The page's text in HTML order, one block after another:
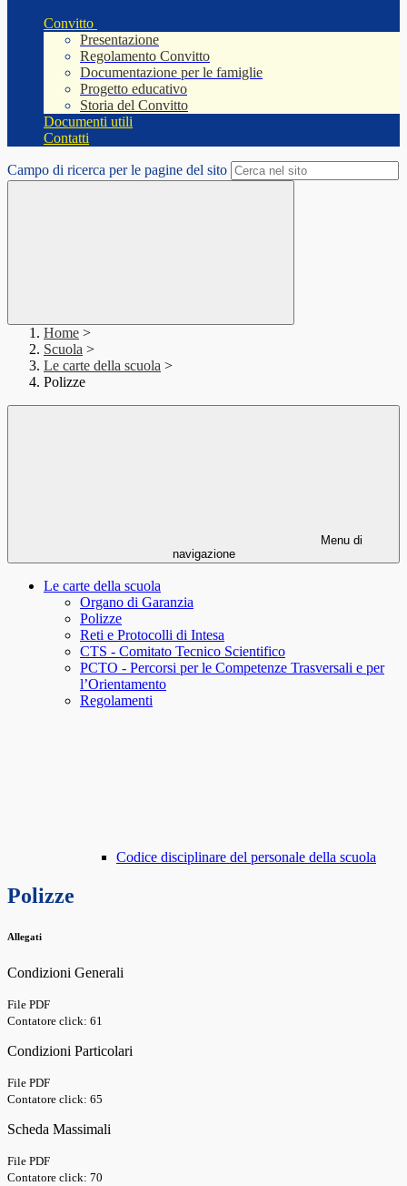
Convitto
Presentazione
Regolamento Convitto
Documentazione per le famiglie
Progetto educativo
Storia del Convitto
Documenti utili
Contatti
Campo di ricerca per le pagine del sito
Home >
Scuola >
Le carte della scuola >
Polizze
Menu di
navigazione
Le carte della scuola
Organo di Garanzia
Polizze
Reti e Protocolli di Intesa
CTS - Comitato Tecnico Scientifico
PCTO - Percorsi per le Competenze Trasversali e per
l’Orientamento
Regolamenti
Codice disciplinare del personale della scuola
Polizze
Allegati
Condizioni Generali
File PDF
Contatore click: 61
Condizioni Particolari
File PDF
Contatore click: 65
Scheda Massimali
File PDF
Contatore click: 70